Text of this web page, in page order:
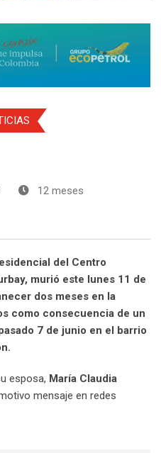
12 meses
del Centro
murió este lunes 11 de
dos meses en la
como consecuencia de un
7 de junio en el barrio
esposa, María Claudia
mensaje en redes